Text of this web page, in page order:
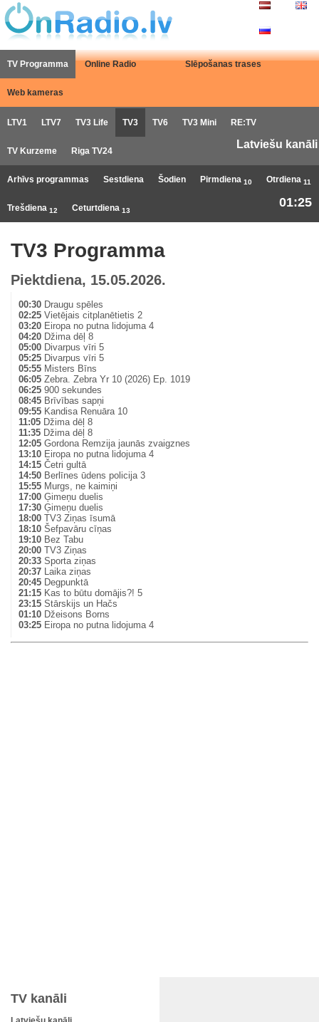
TV Programma Online Radio Slēpošanas trases
Web kameras
LTV1 LTV7 TV3 Life TV3 TV6 TV3 Mini RE:TV
TV Kurzeme Riga TV24
Latviešu kanāli
Arhīvs programmas Sestdiena Šodien Pirmdiena 10 Otrdiena 11
Trešdiena 12 Ceturtdiena 13
01:25
TV3 Programma
Piektdiena, 15.05.2026.
00:30 Draugu spēles
02:25 Vietējais citplanētietis 2
03:20 Eiropa no putna lidojuma 4
04:20 Džima dēļ 8
05:00 Divarpus vīri 5
05:25 Divarpus vīri 5
05:55 Misters Bīns
06:05 Zebra. Zebra Yr 10 (2026) Ep. 1019
06:25 900 sekundes
08:45 Brīvības sapņi
09:55 Kandisa Renuāra 10
11:05 Džima dēļ 8
11:35 Džima dēļ 8
12:05 Gordona Remzija jaunās zvaigznes
13:10 Eiropa no putna lidojuma 4
14:15 Četri gultā
14:50 Berlīnes ūdens policija 3
15:55 Murgs, ne kaimiņi
17:00 Ģimeņu duelis
17:30 Ģimeņu duelis
18:00 TV3 Ziņas īsumā
18:10 Šefpavāru cīņas
19:10 Bez Tabu
20:00 TV3 Ziņas
20:33 Sporta ziņas
20:37 Laika ziņas
20:45 Degpunktā
21:15 Kas to būtu domājis?! 5
23:15 Stārskijs un Hačs
01:10 Džeisons Borns
03:25 Eiropa no putna lidojuma 4
TV kanāli